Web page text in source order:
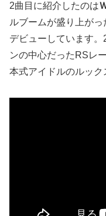
2曲目に紹介したのは
ルブームが盛り上が
デビューしています
ンの中心だったRSレ
本式アイドルのルック